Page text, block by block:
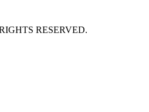
RESERVED.